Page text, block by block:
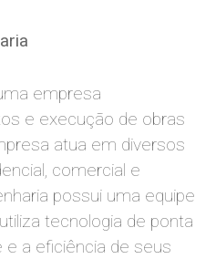
empresa
e execução de obras
atua em diversos
comercial e
possui uma equipe
tecnologia de ponta
e a eficiência de seus